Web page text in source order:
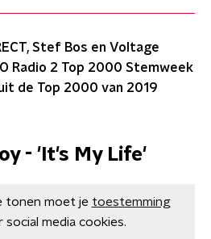
Stef Bos en Voltage
Radio 2 Top 2000 Stemweek
de Top 2000 van 2019
- 'It's My Life'
tonen moet je toestemming
social media cookies.